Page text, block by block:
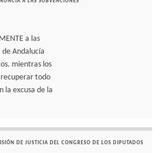
A LAS SUBVENCIONES
a las
de Andalucía
mientras los
recuperar todo
la excusa de la
DE JUSTICIA DEL CONGRESO DE LOS DIPUTADOS